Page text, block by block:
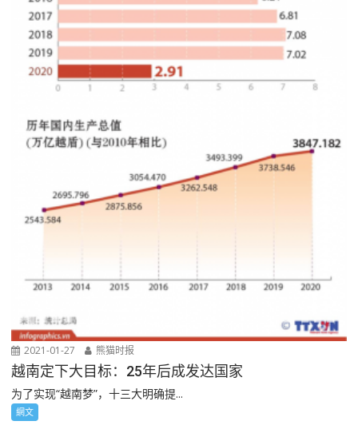
2021-01-27 熊猫时报
越南定下大目标：25年后成发达国家
为了实现“越南梦”，十三大明确提...
網文